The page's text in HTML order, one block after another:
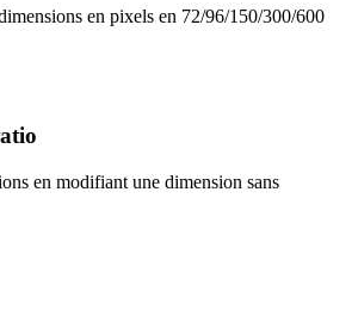
en pixels en 72/96/150/300/600
en modifiant une dimension sans